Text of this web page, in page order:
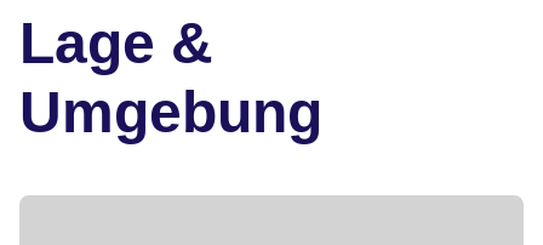
Lage &
Umgebung